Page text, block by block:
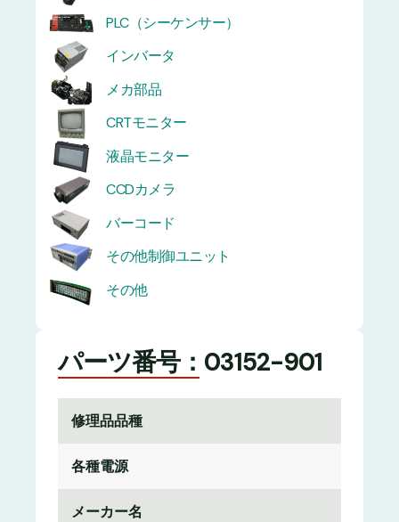
PLC（シーケンサー）
インバータ
メカ部品
CRTモニター
液晶モニター
CCDカメラ
バーコード
その他制御ユニット
その他
パーツ番号：03152-901
修理品品種
各種電源
メーカー名